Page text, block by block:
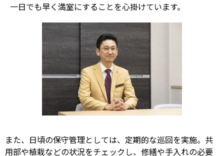
一日でも早く満室にすることを心掛けています。
また、日頃の保守管理としては、定期的な巡回を実施。共
用部や植栽などの状況をチェックし、修繕や手入れの必要